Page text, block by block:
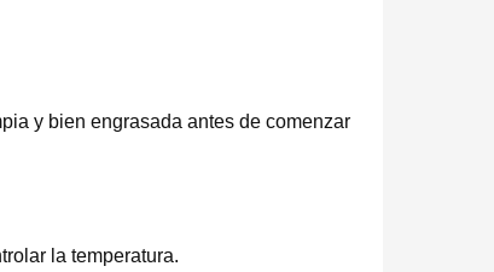
y bien engrasada antes de comenzar
la temperatura.